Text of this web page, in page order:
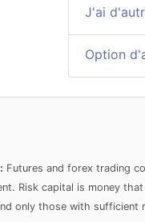
J'ai
Option
Futures and forex trading
Risk capital is money
only those with sufficient